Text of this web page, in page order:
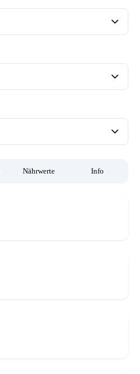
Nährwerte Info